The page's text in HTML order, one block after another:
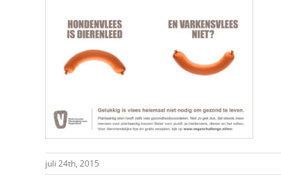
juli 24th, 2015